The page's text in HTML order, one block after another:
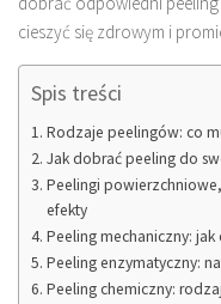
cieszyć się zdrowym i
Spis treści
Rodzaje peelingów: co
Jak dobrać peeling do
Peelingi
efekty
Peeling mechaniczny:
Peeling enzymatyczny:
Peeling chemiczny: